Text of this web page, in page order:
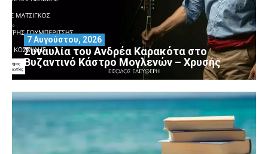
Συναυλία του Ανδρέα Καρακότα στο
Βυζαντινό Κάστρο Μογλενών – Χρυσής
7 Αυγούστου, 2026